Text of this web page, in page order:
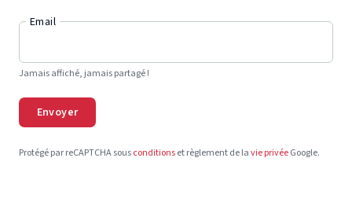
Email
Jamais affiché, jamais partagé !
Envoyer
Protégé par reCAPTCHA sousconditionset règlement de lavie privéeGoogle.